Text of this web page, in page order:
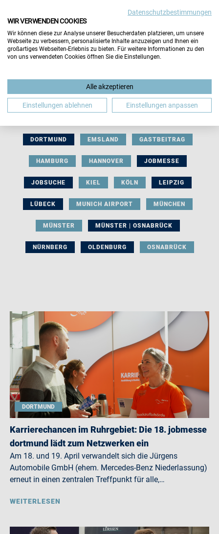
BERUFLICHE ORIENTIERUNG BEWERBUNG
DORTMUND EMSLAND GASTBEITRAG
HAMBURG HANNOVER JOBMESSE
JOBSUCHE KIEL KÖLN LEIPZIG
LÜBECK MUNICH AIRPORT MÜNCHEN
MÜNSTER MÜNSTER | OSNABRÜCK
NÜRNBERG OLDENBURG OSNABRÜCK
DORTMUND
Karrierechancen im Ruhrgebiet: Die 18. jobmesse
dortmund lädt zum Netzwerken ein
Am 18. und 19. April verwandelt sich die Jürgens
Automobile GmbH (ehem. Mercedes-Benz Niederlassung)
erneut in einen zentralen Treffpunkt für alle,…
WEITERLESEN
Datenschutzbestimmungen
WIR VERWENDEN COOKIES
Wir können diese zur Analyse unserer Besucherdaten platzieren, um unsere
Webseite zu verbessern, personalisierte Inhalte anzuzeigen und Ihnen ein
großartiges Webseiten-Erlebnis zu bieten. Für weitere Informationen zu den
von uns verwendeten Cookies öffnen Sie die Einstellungen.
Alle akzeptieren
Einstellungen ablehnen Einstellungen anpassen